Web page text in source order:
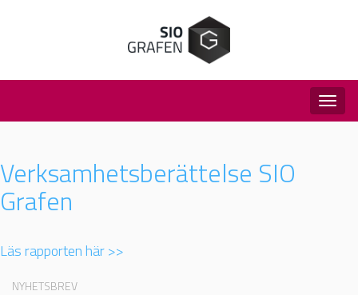
Verksamhetsberättelse SIO
Grafen
Läs rapporten här >>
NYHETSBREV